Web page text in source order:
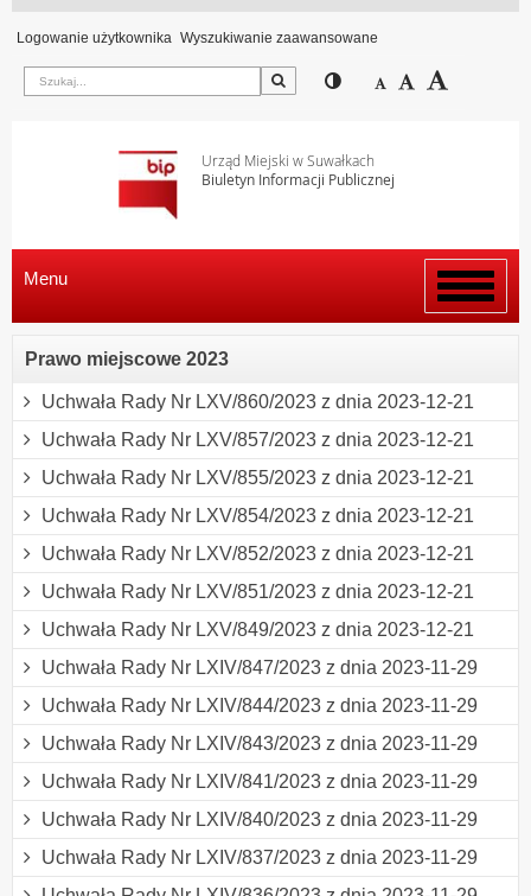
Logowanie użytkownika Wyszukiwanie zaawansowane
Szukaj Przełącz pomiędzy
Zmniejsz
Domyślny
Urząd Miejski w Suwałkach
Biuletyn Informacji Publicznej
Włącz
menu
Menu
Prawo miejscowe 2023
Uchwała Rady Nr LXV/860/2023 z dnia 2023-12-21
Uchwała Rady Nr LXV/857/2023 z dnia 2023-12-21
Uchwała Rady Nr LXV/855/2023 z dnia 2023-12-21
Uchwała Rady Nr LXV/854/2023 z dnia 2023-12-21
Uchwała Rady Nr LXV/852/2023 z dnia 2023-12-21
Uchwała Rady Nr LXV/851/2023 z dnia 2023-12-21
Uchwała Rady Nr LXV/849/2023 z dnia 2023-12-21
Uchwała Rady Nr LXIV/847/2023 z dnia 2023-11-29
Uchwała Rady Nr LXIV/844/2023 z dnia 2023-11-29
Uchwała Rady Nr LXIV/843/2023 z dnia 2023-11-29
Uchwała Rady Nr LXIV/841/2023 z dnia 2023-11-29
Uchwała Rady Nr LXIV/840/2023 z dnia 2023-11-29
Uchwała Rady Nr LXIV/837/2023 z dnia 2023-11-29